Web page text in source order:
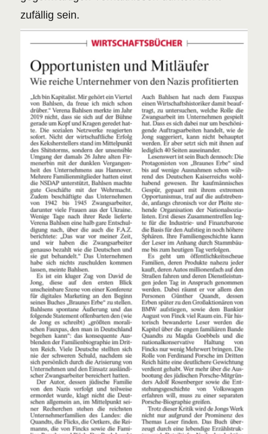
zufällig sein.